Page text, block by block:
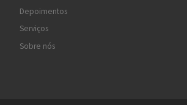
Depoimentos
Serviços
Sobre nós